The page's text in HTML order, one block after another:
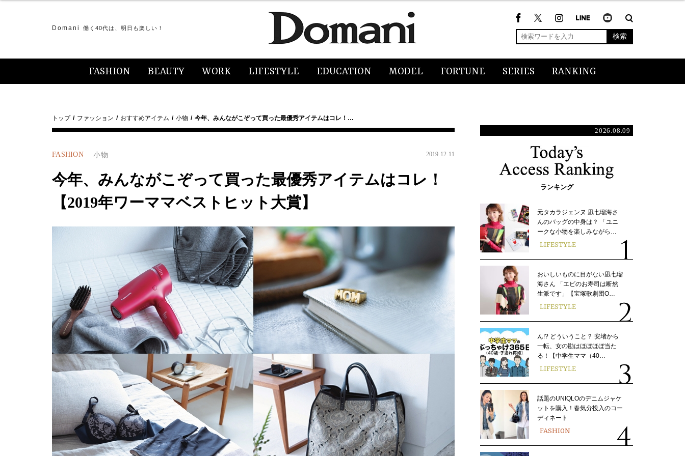
Domani 働く40代は、明日も楽しい！
検索
FASHION BEAUTY WORK LIFESTYLE EDUCATION MODEL FORTUNE SERIES RANKING
トップ ファッション おすすめアイテム 小物 今年、みんながこぞって買った最優秀アイテムはコレ！…
FASHION 小物 2019.12.11
今年、みんながこぞって買った最優秀アイテムはコレ！
【2019年ワーママベストヒット大賞】
2026.08.09
ランキング
元タカラジェンヌ 凪七瑠海さ
んのバッグの中身は？ 「ユニ
ークな小物を楽しみながら…
LIFESTYLE
おいしいものに目がない凪七瑠
海さん 「エビのお寿司は断然
生派です」【宝塚歌劇団O…
LIFESTYLE
ん!? どういうこと？ 安堵から
一転、女の勘はほぼほぼ当た
る！【中学生ママ（40…
LIFESTYLE
話題のUNIQLOのデニムジャケ
ットを購入！春気分投入のコー
ディネート
FASHION